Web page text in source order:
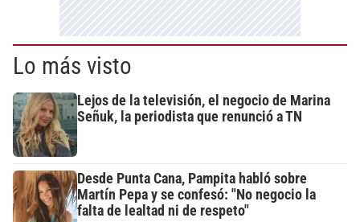
Lo más visto
Lejos de la televisión, el negocio de Marina
Señuk, la periodista que renunció a TN
Desde Punta Cana, Pampita habló sobre
Martín Pepa y se confesó: "No negocio la
falta de lealtad ni de respeto"